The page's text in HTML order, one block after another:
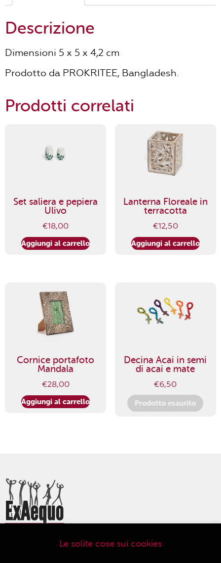
Descrizione
Dimensioni 5 x 5 x 4,2 cm
Prodotto da PROKRITEE, Bangladesh.
Prodotti correlati
Set saliera e pepiera
Ulivo
€18,00
Aggiungi al carrello
Lanterna Floreale in
terracotta
€12,50
Aggiungi al carrello
Cornice portafoto
Mandala
€28,00
Aggiungi al carrello
Decina Acai in semi
di acai e mate
€6,50
Prodotto esaurito
ExAequo Bottega del Mondo Cooperativa Sociale
Le solite cose sui cookies